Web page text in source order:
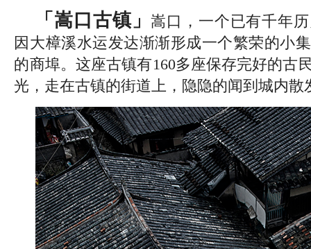
「嵩口古镇」嵩口，一个已有千年
因大樟溪水运发达渐渐形成一个繁荣的小
的商埠。这座古镇有160多座保存完好的古
光，走在古镇的街道上，隐隐的闻到城内散